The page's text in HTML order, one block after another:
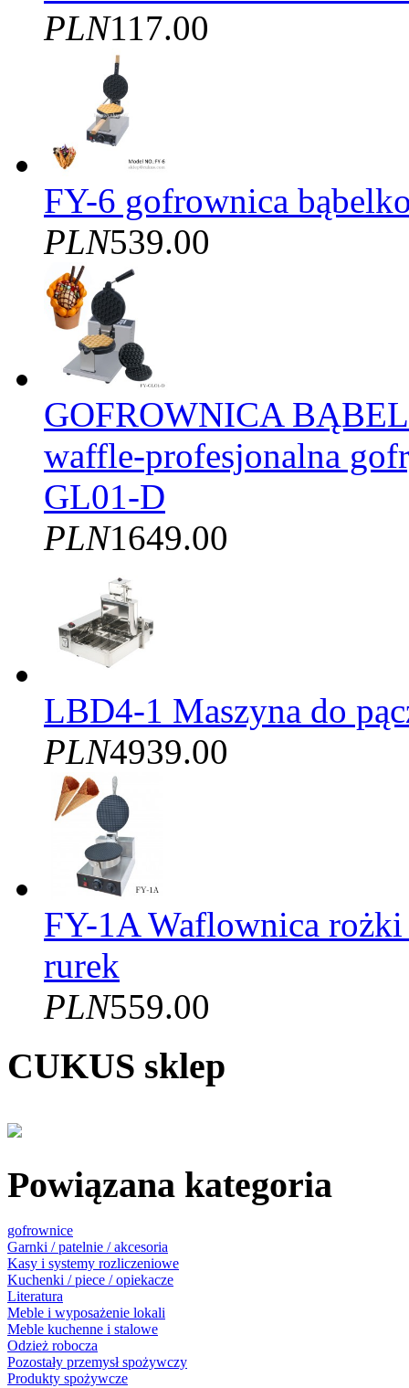
PLN117.00
FY-6 gofrownica
PLN539.00
GOFROWNICA
waffle-profesjonalna
GL01-D
PLN1649.00
LBD4-1 Maszyna do
PLN4939.00
FY-1A Waflownica
rurek
PLN559.00
CUKUS sklep
Powiązana kategoria
gofrownice
Garnki / patelnie / akcesoria
Kasy i systemy rozliczeniowe
Kuchenki / piece / opiekacze
Literatura
Meble i wyposażenie lokali
Meble kuchenne i stalowe
Odzież robocza
Pozostały przemysł spożywczy
Produkty spożywcze